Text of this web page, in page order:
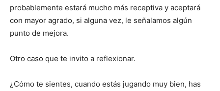
probablemente estará mucho más receptiva y aceptará
con mayor agrado, si alguna vez, le señalamos algún
punto de mejora.
Otro caso que te invito a reflexionar.
¿Cómo te sientes, cuando estás jugando muy bien, has